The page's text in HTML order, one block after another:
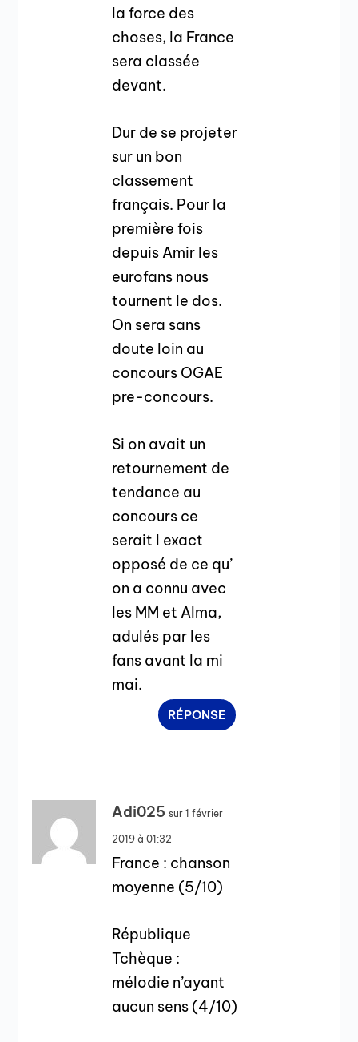
la force des
choses, la France
sera classée
devant.
Dur de se projeter
sur un bon
classement
français. Pour la
première fois
depuis Amir les
eurofans nous
tournent le dos.
On sera sans
doute loin au
concours OGAE
pre-concours.
Si on avait un
retournement de
tendance au
concours ce
serait l exact
opposé de ce qu’
on a connu avec
les MM et Alma,
adulés par les
fans avant la mi
mai.
RÉPONSE
Adi025 sur 1 février
2019 à 01:32
France : chanson
moyenne (5/10)
République
Tchèque :
mélodie n’ayant
aucun sens (4/10)